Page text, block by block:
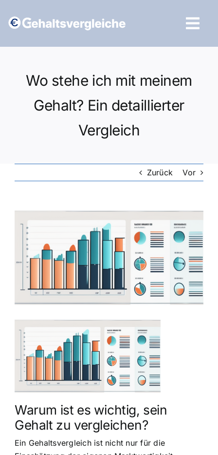
Inhalt
Wo stehe ich mit meinem
Gehalt? Ein detaillierter
Vergleich
Zurück Vor
grösseres
Bild
Warum ist es wichtig, sein
Gehalt zu vergleichen?
Ein Gehaltsvergleich ist nicht nur für die